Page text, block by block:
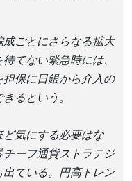
ごとにさらなる拡大
てない緊急時には、
保に日銀から介入の
るという。
気にする必要はな
ーフ通貨ストラテジ
ている。円高トレン